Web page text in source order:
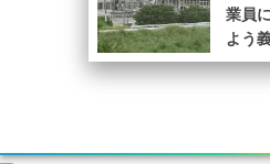
業員
よう